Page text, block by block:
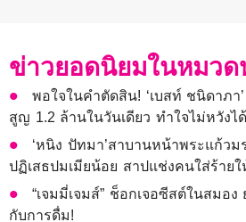
ข่าวยอดนิยมในหมวด
พอใจในคำตัดสิน! ‘เบสท์ ชนิดาภ
สูญ 1.2 ล้านในวันเดียว ทำใจไม่หวังไ
‘หนิง ปัทมา’สาบานหน้าพระแก้วม
ปฏิเสธปมเมียน้อย สาปแช่งคนใส่ร้าย
“เจมมี่เจมส์” ช็อกเจอซีสต์ในสมอ
กับการดื่ม!